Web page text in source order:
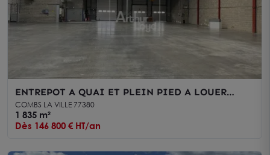
ENTREPOT A QUAI ET PLEIN PIED A LOUER
COMBS LA VILLE
COMBS LA VILLE 77380
1 835 m²
Dès 146 800 € HT/an